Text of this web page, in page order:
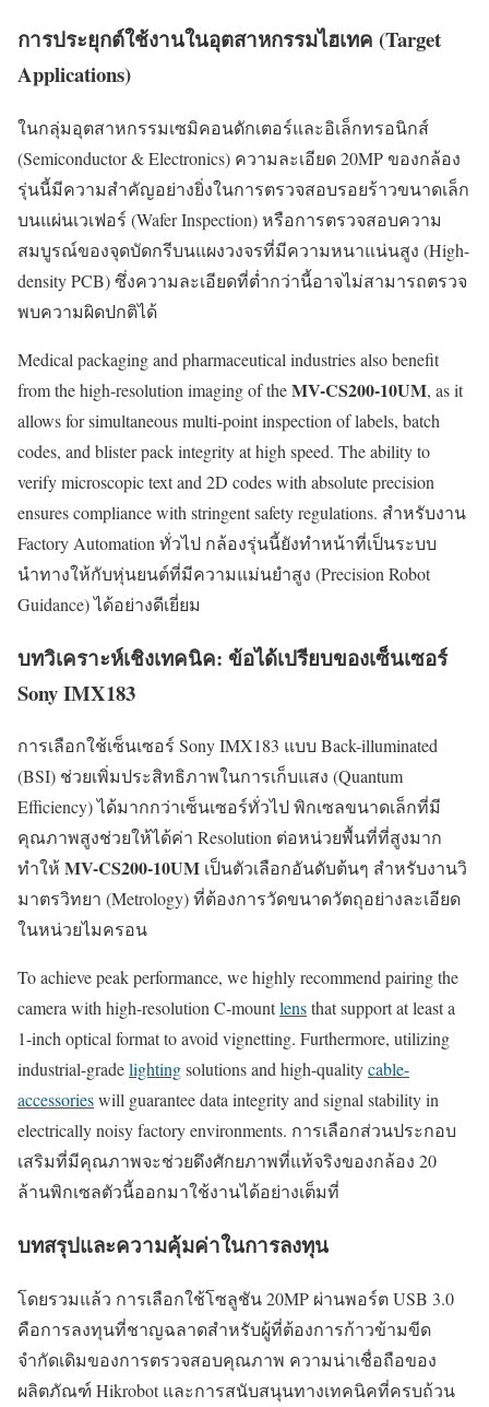
การประยุกต์ใช้งานในอุตสาหกรรมไฮเทค (Target
Applications)
ในกลุ่มอุตสาหกรรมเซมิคอนดักเตอร์และอิเล็กทรอนิกส์
(Semiconductor & Electronics) ความละเอียด 20MP ของกล้อง
รุ่นนี้มีความสำคัญอย่างยิ่งในการตรวจสอบรอยร้าวขนาดเล็ก
บนแผ่นเวเฟอร์ (Wafer Inspection) หรือการตรวจสอบความ
สมบูรณ์ของจุดบัดกรีบนแผงวงจรที่มีความหนาแน่นสูง (High-
density PCB) ซึ่งความละเอียดที่ต่ำกว่านี้อาจไม่สามารถตรวจ
พบความผิดปกติได้
Medical packaging and pharmaceutical industries also benefit
from the high-resolution imaging of theMV-CS200-10UM, as it
allows for simultaneous multi-point inspection of labels, batch
codes, and blister pack integrity at high speed. The ability to
verify microscopic text and 2D codes with absolute precision
ensures compliance with stringent safety regulations. สำหรับงาน
Factory Automation ทั่วไป กล้องรุ่นนี้ยังทำหน้าที่เป็นระบบ
นำทางให้กับหุ่นยนต์ที่มีความแม่นยำสูง (Precision Robot
Guidance) ได้อย่างดีเยี่ยม
บทวิเคราะห์เชิงเทคนิค: ข้อได้เปรียบของเซ็นเซอร์
Sony IMX183
การเลือกใช้เซ็นเซอร์ Sony IMX183 แบบ Back-illuminated
(BSI) ช่วยเพิ่มประสิทธิภาพในการเก็บแสง (Quantum
Efficiency) ได้มากกว่าเซ็นเซอร์ทั่วไป พิกเซลขนาดเล็กที่มี
คุณภาพสูงช่วยให้ได้ค่า Resolution ต่อหน่วยพื้นที่ที่สูงมาก
ทำให้MV-CS200-10UM เป็นตัวเลือกอันดับต้นๆ สำหรับงานวิ
มาตรวิทยา (Metrology) ที่ต้องการวัดขนาดวัตถุอย่างละเอียด
ในหน่วยไมครอน
To achieve peak performance, we highly recommend pairing the
camera with high-resolution C-mountlensthat support at least a
1-inch optical format to avoid vignetting. Furthermore, utilizing
industrial-gradelightingsolutions and high-qualitycable-
accessorieswill guarantee data integrity and signal stability in
electrically noisy factory environments. การเลือกส่วนประกอบ
เสริมที่มีคุณภาพจะช่วยดึงศักยภาพที่แท้จริงของกล้อง 20
ล้านพิกเซลตัวนี้ออกมาใช้งานได้อย่างเต็มที่
บทสรุปและความคุ้มค่าในการลงทุน
โดยรวมแล้ว การเลือกใช้โซลูชัน 20MP ผ่านพอร์ต USB 3.0
คือการลงทุนที่ชาญฉลาดสำหรับผู้ที่ต้องการก้าวข้ามขีด
จำกัดเดิมของการตรวจสอบคุณภาพ ความน่าเชื่อถือของ
ผลิตภัณฑ์ Hikrobot และการสนับสนุนทางเทคนิคที่ครบถ้วน